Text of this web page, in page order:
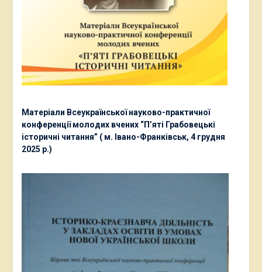
Матеріали Всеукраїнської науково-практичної
конференції молодих вчених “П’яті Грабовецькі
історичні читання” ( м. Івано-Франківськ, 4 грудня
2025 р.)